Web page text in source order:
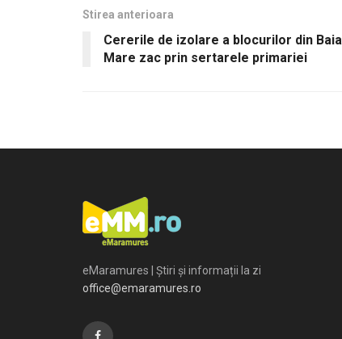
Stirea anterioara
Cererile de izolare a blocurilor din Baia
Mare zac prin sertarele primariei
eMaramures | Știri și informații la zi
office@emaramures.ro